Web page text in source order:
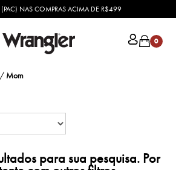
(PAC) NAS COMPRAS ACIMA DE R$499
0
/ Mom
para sua pesquisa. Por